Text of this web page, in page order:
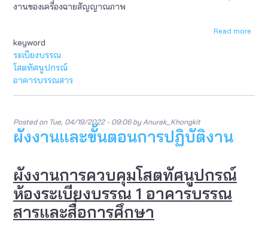
งานของเครื่องฉายสัญญาณภาพ
Read more
การ
keyword
ระเบียงบรรณ
โสตทัศนูปกรณ์
อาคารบรรณสาร
Posted on Tue, 04/19/2022 - 09:06by Anurak_Khongkit
ผังงานและขั้นตอนการปฏิบัติงาน
ผังงานการควบคุมโสตทัศนูปกรณ์
ห้องระเบียงบรรณ 1 อาคารบรรณ
สารและสื่อการศึกษา